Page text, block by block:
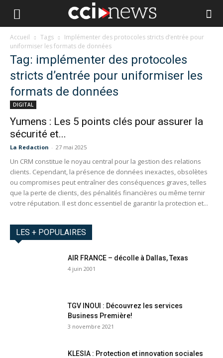
Accueil Tags
Implémenter des protocoles stricts d’entrée pour
uniformiser les formats de données
Tag: implémenter des protocoles
stricts d’entrée pour uniformiser les
formats de données
DIGITAL
Yumens : Les 5 points clés pour assurer la
sécurité et...
La Redaction - 27 mai 2025
Un CRM constitue le noyau central pour la gestion des relations
clients. Cependant, la présence de données inexactes, obsolètes
ou compromises peut entraîner des conséquences graves, telles
que la perte de clients, des pénalités financières ou même ternir
votre réputation. Il est donc essentiel de garantir la protection et...
LES + POPULAIRES
AIR FRANCE – décolle à Dallas, Texas
4 juin 2001
TGV INOUI : Découvrez les services
Business Première!
3 novembre 2021
KLESIA : Protection et innovation sociales